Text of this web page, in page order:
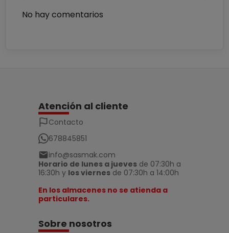
No hay comentarios
Atención al cliente
Contacto
678845851
info@sasmak.com
Horario de lunes a jueves de 07:30h a
16:30h y los viernes de 07:30h a 14:00h
En los almacenes no se atienda a
particulares.
Sobre nosotros